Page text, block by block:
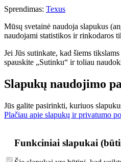
Sprendimas: Texus
Mūsų svetainė naudoja slapukus
naudojami statistikos ir rinkodaros
Jei Jūs sutinkate, kad šiems
spauskite „Sutinku“ ir toliau
Slapukų naudojimo
Jūs galite pasirinkti, kuriuos
Plačiau apie slapukų ir privatumo
Funkciniai slapukai